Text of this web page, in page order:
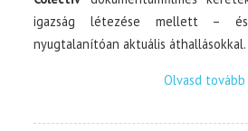
igazság létezése mellett –
nyugtalanítóan aktuális áthallásokkal.
Olvasd tovább